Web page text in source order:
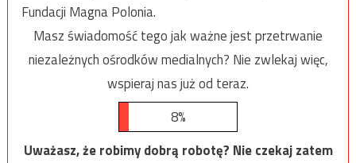
Fundacji Magna Polonia.
Masz świadomość tego jak ważne jest przetrwanie
niezależnych ośrodków medialnych? Nie zwlekaj więc,
wspieraj nas już od teraz.
8%
Uważasz, że robimy dobrą robotę? Nie czekaj zatem